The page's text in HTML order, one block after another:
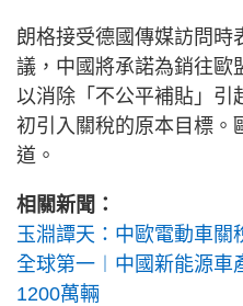
朗格接受德國傳媒訪問時
議，中國將承諾為銷往歐
以消除「不公平補貼」引
初引入關稅的原本目標。
道。
相關新聞：
玉淵譚天：中歐電動車關
全球第一︱中國新能源車
1200萬輛